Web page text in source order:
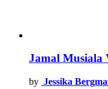
Jamal Musiala
by Jessika